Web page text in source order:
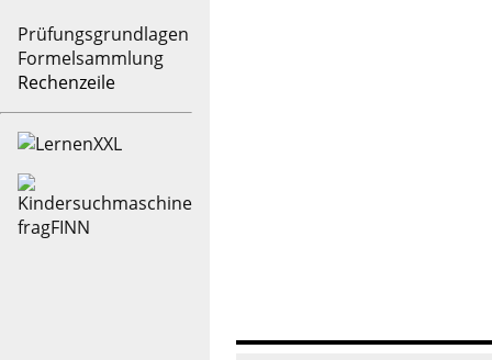
Prüfungsgrundlagen
Formelsammlung
Rechenzeile